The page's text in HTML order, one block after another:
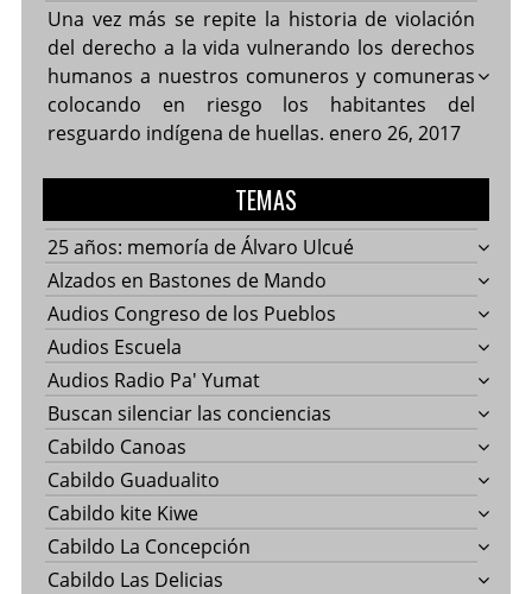
Una vez más se repite la historia de violación
del derecho a la vida vulnerando los derechos
humanos a nuestros comuneros y comuneras
colocando en riesgo los habitantes del
resguardo indígena de huellas. enero 26, 2017
TEMAS
25 años: memoría de Álvaro Ulcué
Alzados en Bastones de Mando
Audios Congreso de los Pueblos
Audios Escuela
Audios Radio Pa' Yumat
Buscan silenciar las conciencias
Cabildo Canoas
Cabildo Guadualito
Cabildo kite Kiwe
Cabildo La Concepción
Cabildo Las Delicias